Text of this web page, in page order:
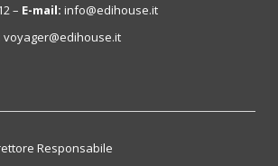
– E-mail: info@edihouse.it
voyager@edihouse.it
Responsabile